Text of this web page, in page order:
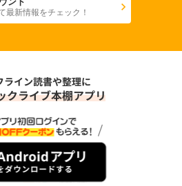
最新情報をチェック！